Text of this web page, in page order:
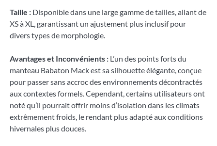
Taille : Disponible dans une large gamme de tailles, allant de
XS à XL, garantissant un ajustement plus inclusif pour
divers types de morphologie.
Avantages et Inconvénients : L’un des points forts du
manteau Babaton Mack est sa silhouette élégante, conçue
pour passer sans accroc des environnements décontractés
aux contextes formels. Cependant, certains utilisateurs ont
noté qu’il pourrait offrir moins d’isolation dans les climats
extrêmement froids, le rendant plus adapté aux conditions
hivernales plus douces.